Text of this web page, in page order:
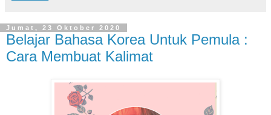
Jumat, 23 Oktober 2020
Belajar Bahasa Korea Untuk Pemula :
Cara Membuat Kalimat